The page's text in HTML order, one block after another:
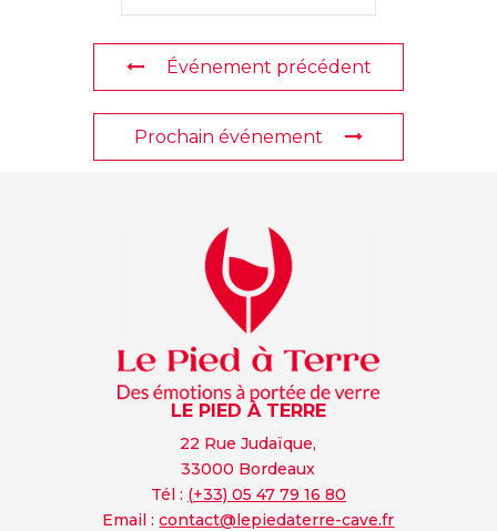
Événement précédent
Prochain événement
LE PIED À TERRE
22 Rue Judaïque,
33000 Bordeaux
Tél : (+33) 05 47 79 16 80
Email :contact@lepiedaterre-cave.fr